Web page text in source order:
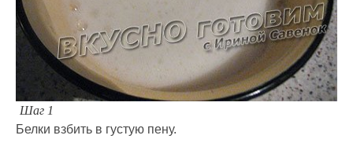
Шаг 1
Белки взбить в густую пену.